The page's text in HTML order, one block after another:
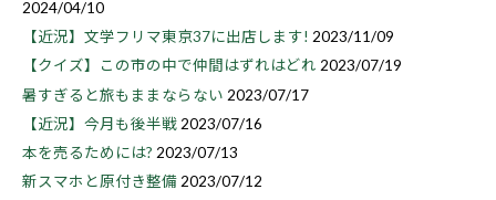
2024/04/10
【近況】文学フリマ東京37に出店します! 2023/11/09
【クイズ】この市の中で仲間はずれはどれ 2023/07/19
暑すぎると旅もままならない 2023/07/17
【近況】今月も後半戦 2023/07/16
本を売るためには? 2023/07/13
新スマホと原付き整備 2023/07/12